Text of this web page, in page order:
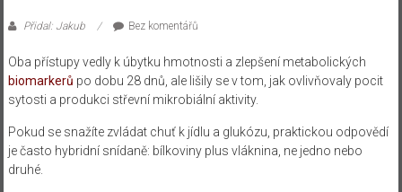
Přidal: Jakub Bez komentářů
Oba přístupy vedly k úbytku hmotnosti a zlepšení metabolických
biomarkerů po dobu 28 dnů, ale lišily se v tom, jak ovlivňovaly pocit
sytosti a produkci střevní mikrobiální aktivity.
Pokud se snažíte zvládat chuť k jídlu a glukózu, praktickou odpovědí
je často hybridní snídaně: bílkoviny plus vláknina, ne jedno nebo
druhé.